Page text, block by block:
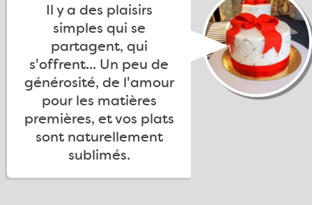
Il y a des plaisirs
simples qui se
partagent, qui
s'offrent... Un peu de
générosité, de l'amour
pour les matières
premières, et vos plats
sont naturellement
sublimés.